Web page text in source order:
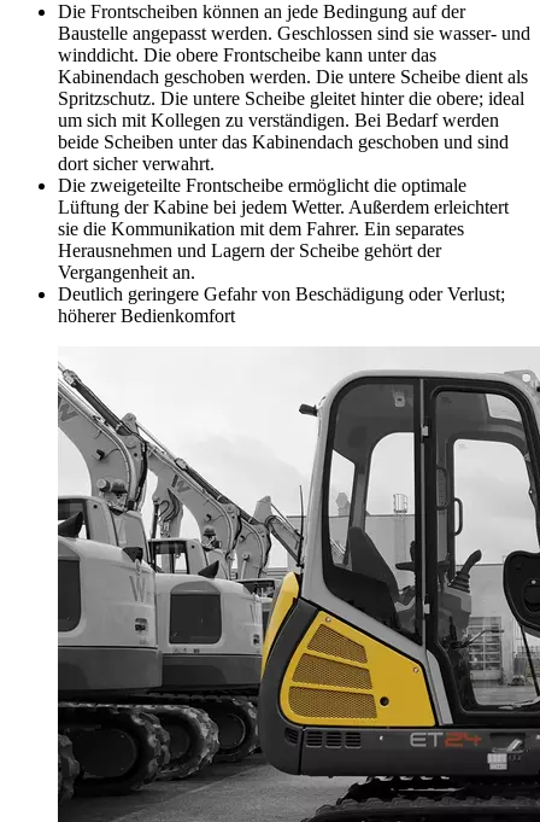
Die Frontscheiben können an jede Bedingung auf der
Baustelle angepasst werden. Geschlossen sind sie wasser- und
winddicht. Die obere Frontscheibe kann unter das
Kabinendach geschoben werden. Die untere Scheibe dient als
Spritzschutz. Die untere Scheibe gleitet hinter die obere; ideal
um sich mit Kollegen zu verständigen. Bei Bedarf werden
beide Scheiben unter das Kabinendach geschoben und sind
dort sicher verwahrt.
Die zweigeteilte Frontscheibe ermöglicht die optimale
Lüftung der Kabine bei jedem Wetter. Außerdem erleichtert
sie die Kommunikation mit dem Fahrer. Ein separates
Herausnehmen und Lagern der Scheibe gehört der
Vergangenheit an.
Deutlich geringere Gefahr von Beschädigung oder Verlust;
höherer Bedienkomfort